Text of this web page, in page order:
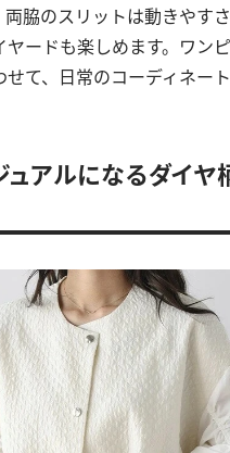
脇のスリットは動きやすさ
ードも楽しめます。ワン
て、日常のコーディネー
ュアルになるダイヤ